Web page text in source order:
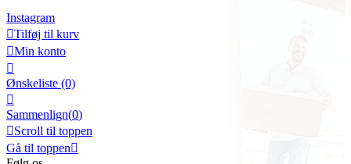
Instagram
Tilføj til kurv
Min konto

Ønskeliste (0)

Sammenlign(0)
Scroll til toppen
Gå til toppen